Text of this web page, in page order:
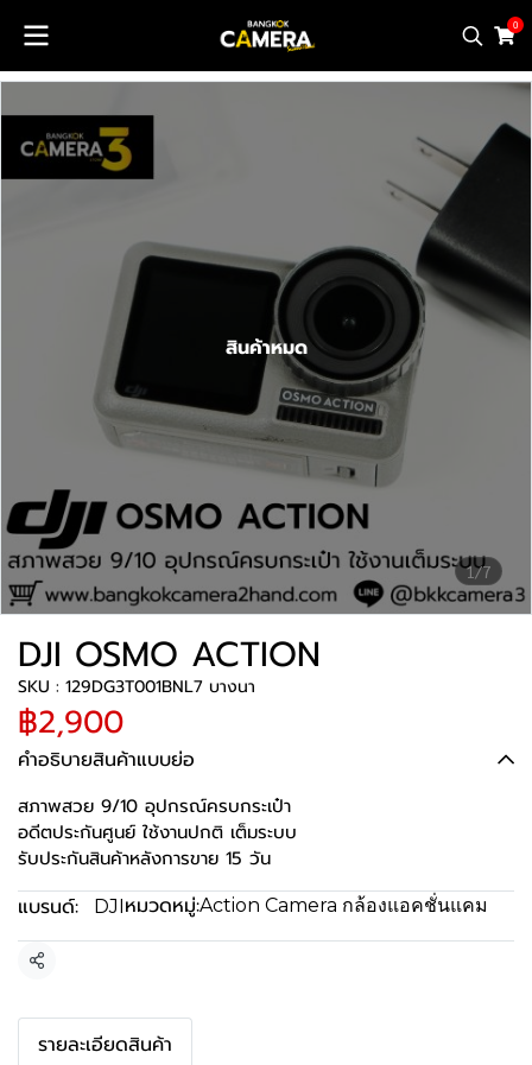
0
1/7
สินค้าหมด
DJI OSMO ACTION
SKU : 129DG3T001BNL7 บางนา
฿2,900
คำอธิบายสินค้าแบบย่อ
สภาพสวย 9/10 อุปกรณ์ครบกระเป๋า
อดีตประกันศูนย์ ใช้งานปกติ เต็มระบบ
รับประกันสินค้าหลังการขาย 15 วัน
แบรนด์: DJIหมวดหมู่:Action Camera กล้องแอคชั่นแคม
แชร์
รายละเอียดสินค้า